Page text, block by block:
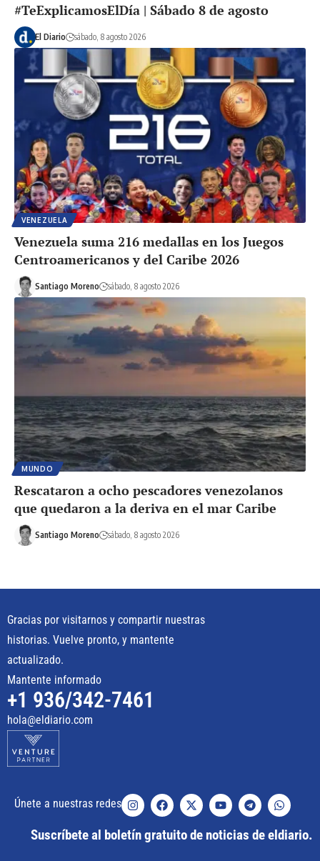
#TeExplicamosElDía | Sábado 8 de agosto
El Diario sábado, 8 agosto 2026
VENEZUELA
Venezuela suma 216 medallas en los Juegos
Centroamericanos y del Caribe 2026
Santiago Moreno sábado, 8 agosto 2026
MUNDO
Rescataron a ocho pescadores venezolanos
que quedaron a la deriva en el mar Caribe
Santiago Moreno sábado, 8 agosto 2026
Gracias por visitarnos y compartir nuestras
historias. Vuelve pronto, y mantente
actualizado.
Mantente informado
+1 936/342-7461
hola@eldiario.com
Únete a nuestras redes
Suscríbete al boletín gratuito de noticias de eldiario.